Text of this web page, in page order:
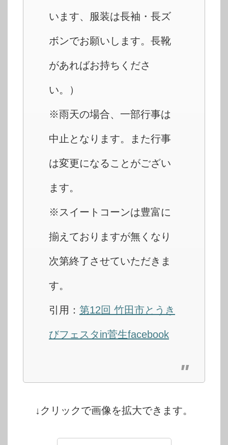
います、服装は長袖・長ズ
ボンでお願いします。長靴
があればお持ちくださ
い。）
※雨天の場合、一部行事は
中止となります。また行事
は変更になることがござい
ます。
※スイートコーンは豊富に
揃えておりますが無くなり
次第終了させていただきま
す。
引用： 第12回 竹田市とうき
びフェスタin菅生facebook
↓クリックで画像を拡大できます。